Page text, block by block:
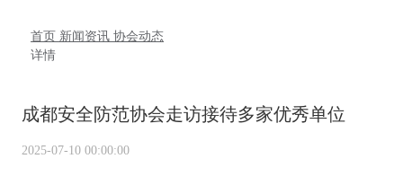
首页 新闻资讯 协会动态
详情
成都安全防范协会走访接待多家优秀单位
2025-07-10 00:00:00